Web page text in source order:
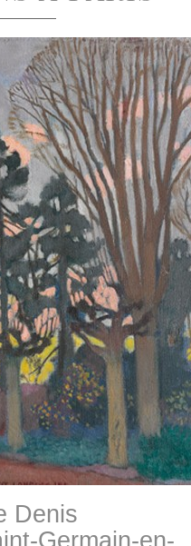
Denis
Germain-en-